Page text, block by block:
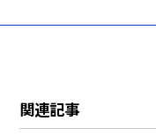
関連記事